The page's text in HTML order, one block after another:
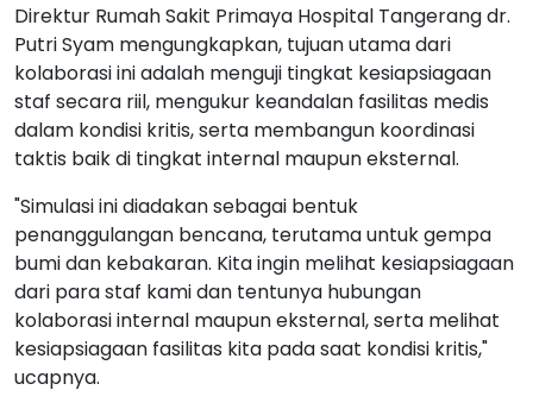
Direktur Rumah Sakit Primaya Hospital Tangerang dr.
Putri Syam mengungkapkan, tujuan utama dari
kolaborasi ini adalah menguji tingkat kesiapsiagaan
staf secara riil, mengukur keandalan fasilitas medis
dalam kondisi kritis, serta membangun koordinasi
taktis baik di tingkat internal maupun eksternal.
"Simulasi ini diadakan sebagai bentuk
penanggulangan bencana, terutama untuk gempa
bumi dan kebakaran. Kita ingin melihat kesiapsiagaan
dari para staf kami dan tentunya hubungan
kolaborasi internal maupun eksternal, serta melihat
kesiapsiagaan fasilitas kita pada saat kondisi kritis,"
ucapnya.